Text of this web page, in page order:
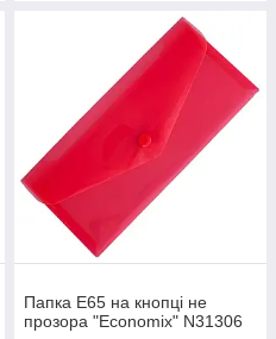
Папка Е65 на кнопці не
прозора "Economix" N31306